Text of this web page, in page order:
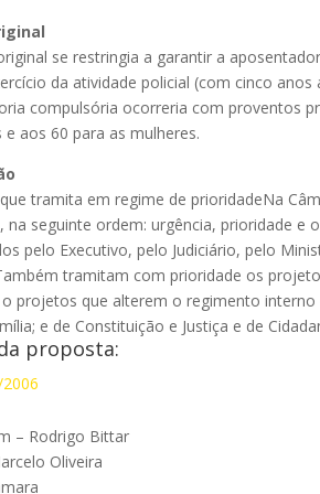
se restringia a garantir a
da atividade policial (com cinco
compulsória ocorreria com proventos
e aos 60 para as mulheres.
tramita emregime de prioridadeNa
na seguinte ordem: urgência, prioridade
pelo Executivo, pelo Judiciário, pelo
tramitam com prioridade os
projetos que alterem o regimento interno
e de Constituição e Justiça e de
proposta:
– Rodrigo Bittar
Oliveira